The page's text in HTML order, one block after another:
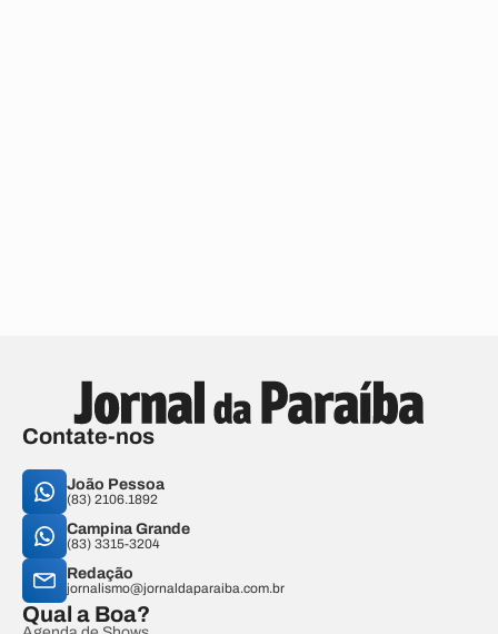
Contate-nos
João Pessoa
(83) 2106.1892
Campina Grande
(83) 3315-3204
Redação
jornalismo@jornaldaparaiba.com.br
Qual a Boa?